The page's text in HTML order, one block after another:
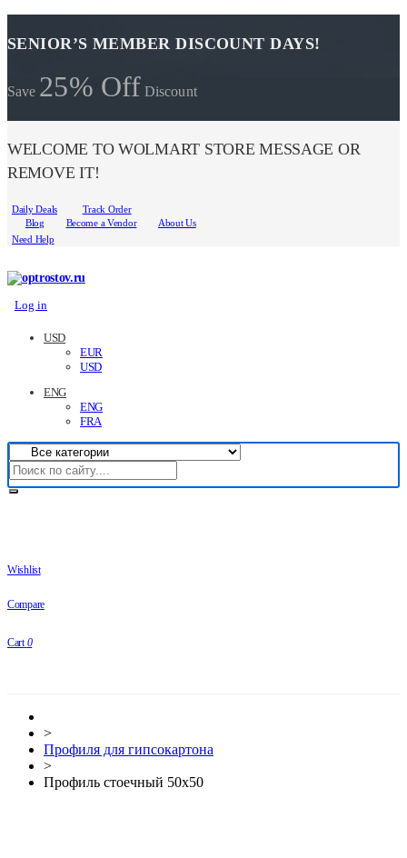
SENIOR’S MEMBER DISCOUNT DAYS!
Save 25% Off Discount
WELCOME TO WOLMART STORE MESSAGE OR
REMOVE IT!
Daily Deals
Track Order
Blog
Become a Vendor
About Us
Need Help
Log in
USD
EUR
USD
ENG
ENG
FRA
Wishlist
Compare
Cart 0
>
Профиля для гипсокартона
>
Профиль стоечный 50х50